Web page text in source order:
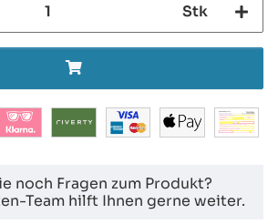
Stk
noch Fragen zum Produkt?
Team hilft Ihnen gerne weiter.